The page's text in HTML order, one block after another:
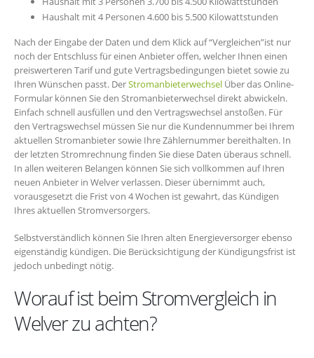
Haushalt mit 4 Personen 4.600 bis 5.500 Kilowattstunden
Nach der Eingabe der Daten und dem Klick auf “Vergleichen”ist nur
noch der Entschluss für einen Anbieter offen, welcher Ihnen einen
preiswerteren Tarif und gute Vertragsbedingungen bietet sowie zu
Ihren Wünschen passt. DerStromanbieterwechsel Über das Online-
Formular können Sie den Stromanbieterwechsel direkt abwickeln.
Einfach schnell ausfüllen und den Vertragswechsel anstoßen. Für
den Vertragswechsel müssen Sie nur die Kundennummer bei Ihrem
aktuellen Stromanbieter sowie Ihre Zählernummer bereithalten. In
der letzten Stromrechnung finden Sie diese Daten überaus schnell.
In allen weiteren Belangen können Sie sich vollkommen auf Ihren
neuen Anbieter in Welver verlassen. Dieser übernimmt auch,
vorausgesetzt die Frist von 4 Wochen ist gewahrt, das Kündigen
Ihres aktuellen Stromversorgers.
Selbstverständlich können Sie Ihren alten Energieversorger ebenso
eigenständig kündigen. Die Berücksichtigung der Kündigungsfrist ist
jedoch unbedingt nötig.
Worauf ist beim Stromvergleich in
Welver zu achten?